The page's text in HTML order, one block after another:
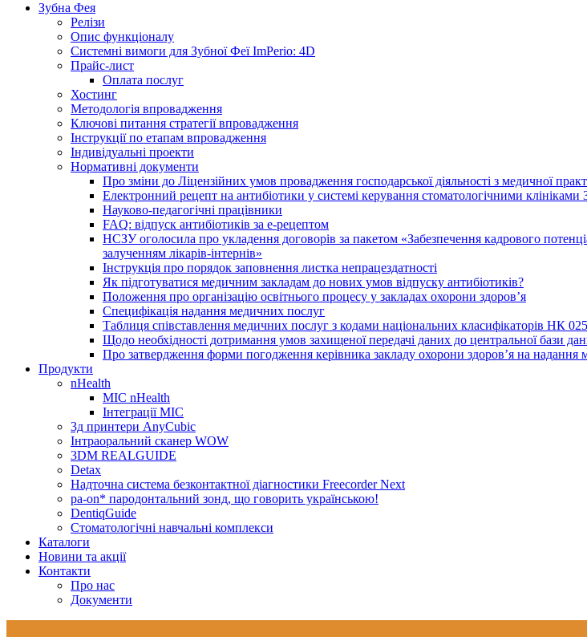
Зубна Фея
Релізи
Опис функціоналу
Системні вимоги для Зубної Феї ImPerio: 4D
Прайс-лист
Оплата послуг
Хостинг
Методологія впровадження
Ключові питання стратегії впровадження
Інструкції по етапам впровадження
Індивідуальні проекти
Нормативні документи
Про зміни до Ліцензійних умов провадження господарської діяльності з медичної
Електронний рецепт на антибіотики у системі керування стоматологічними
Науково-педагогічні працівники
FAQ: відпуск антибіотиків за е-рецептом
НСЗУ оголосила про укладення договорів за пакетом «Забезпечення кадрового
залученням лікарів-інтернів»
Інструкція про порядок заповнення листка непрацездатності
Як підготуватися медичним закладам до нових умов відпуску антибіотиків?
Положення про організацію освітнього процесу у закладах охорони здоров’я
Специфікація надання медичних послуг
Таблиця співставлення медичних послуг з кодами національних класифікаторів НК
Щодо необхідності дотримання умов захищеної передачі даних до центральної бази
Про затвердження форми погодження керівника закладу охорони здоров’я на
Продукти
nHealth
МІС nHealth
Інтеграції МІС
3д принтери AnyCubic
Інтраоральний сканер WOW
3DM REALGUIDE
Detax
Надточна система безконтактної діагностики Freecorder Next
pa-on* пародонтальний зонд, що говорить українською!
DentiqGuide
Стоматологічні навчальні комплекси
Каталоги
Новини та акції
Контакти
Про нас
Документи